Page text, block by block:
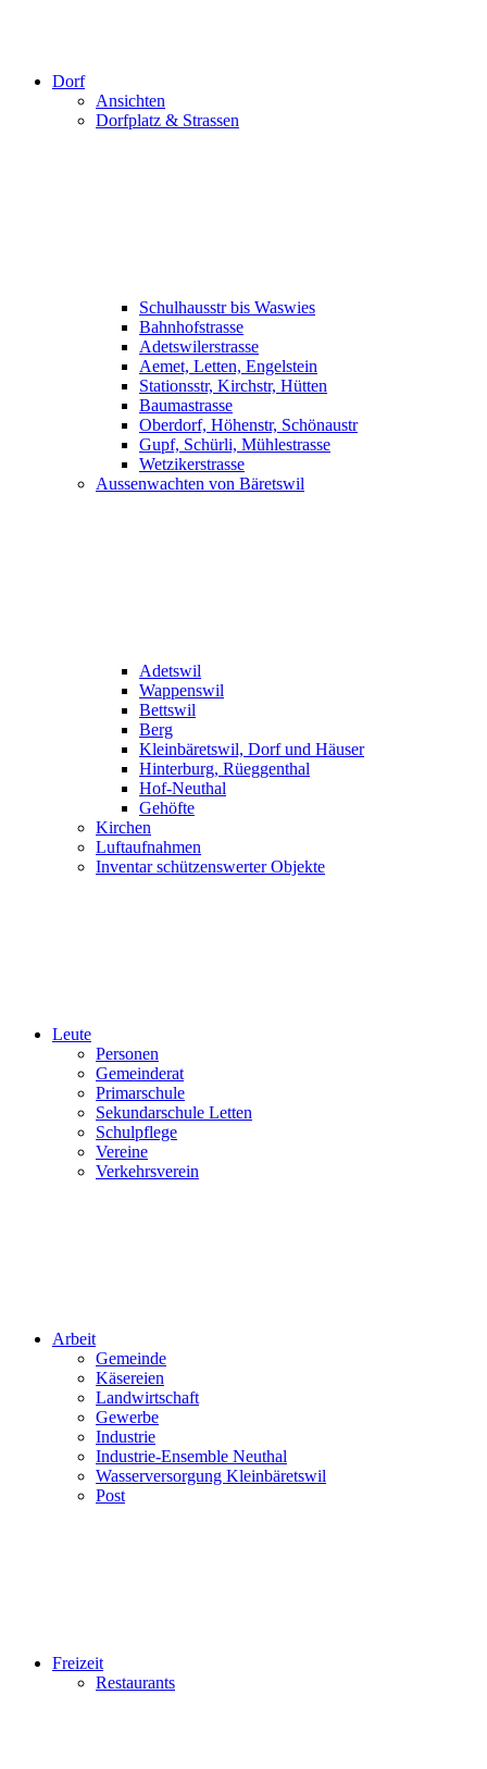
Dorf
Ansichten
Dorfplatz & Strassen
Schulhausstr bis Waswies
Bahnhofstrasse
Adetswilerstrasse
Aemet, Letten, Engelstein
Stationsstr, Kirchstr, Hütten
Baumastrasse
Oberdorf, Höhenstr, Schönaustr
Gupf, Schürli, Mühlestrasse
Wetzikerstrasse
Aussenwachten von Bäretswil
Adetswil
Wappenswil
Bettswil
Berg
Kleinbäretswil, Dorf und Häuser
Hinterburg, Rüeggenthal
Hof-Neuthal
Gehöfte
Kirchen
Luftaufnahmen
Inventar schützenswerter Objekte
Leute
Personen
Gemeinderat
Primarschule
Sekundarschule Letten
Schulpflege
Vereine
Verkehrsverein
Arbeit
Gemeinde
Käsereien
Landwirtschaft
Gewerbe
Industrie
Industrie-Ensemble Neuthal
Wasserversorgung Kleinbäretswil
Post
Freizeit
Restaurants